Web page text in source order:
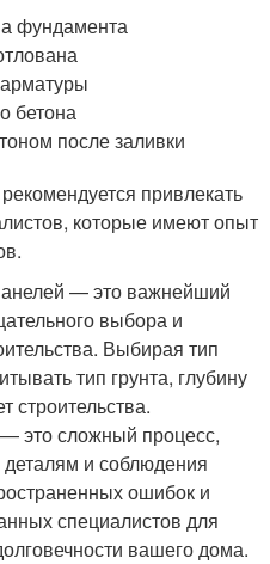
фундамента
бетона
после заливки
привлекать
которые имеют опыт
— это важнейший
выбора и
Выбирая тип
тип грунта, глубину
строительства.
это сложный процесс,
и соблюдения
ошибок и
специалистов для
вашего дома.